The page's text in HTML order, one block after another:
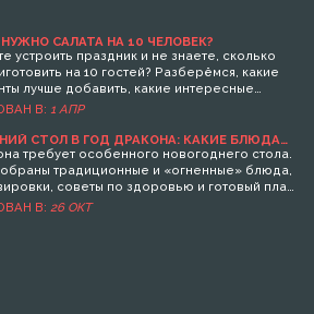
САЛАТА НА 10 ЧЕЛОВЕК?
устроить праздник и не знаете, сколько
на 10 гостей? Разберёмся, какие
лучше добавить, какие интересные
для застолья и на что стоит
советами, которые помогут
хлопот и обеспечат всех вкусной
В: 1 АПР
СТОЛ В ГОД ДРАКОНА: КАКИЕ БЛЮДА
требует особенного новогоднего стола.
традиционные и «огненные» блюда,
советы по здоровью и готовый план
год.
В: 26 ОКТ